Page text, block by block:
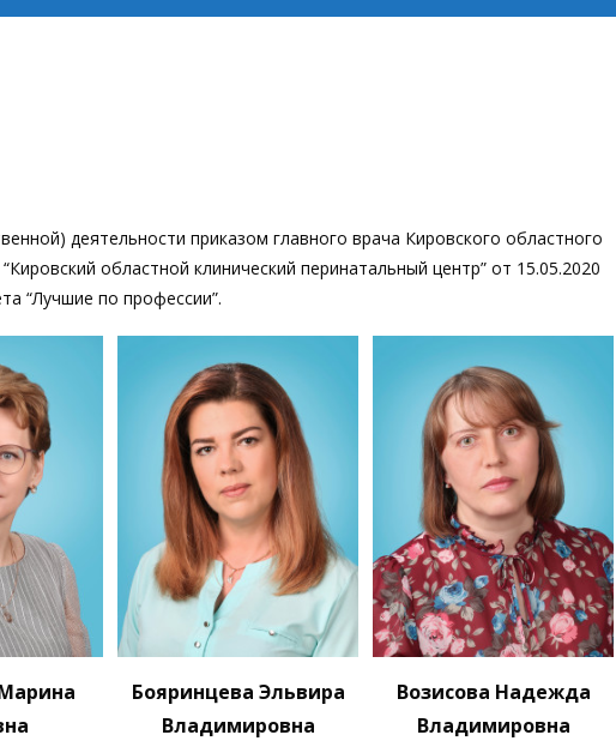
деятельности приказом главного врача Кировского областного
областной клинический перинатальный центр” от 15.05.2020
“Лучшие по профессии”.
Бояринцева Эльвира
Владимировна
Возисова Надежда
Владимировна